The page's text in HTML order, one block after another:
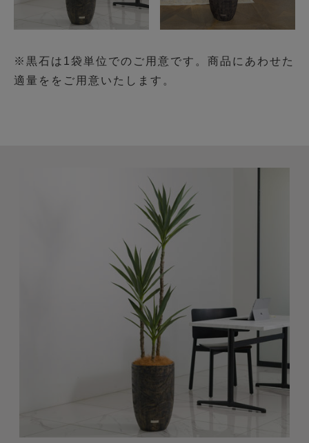
※黒石は1袋単位でのご用意です。商品にあわせた
適量ををご用意いたします。